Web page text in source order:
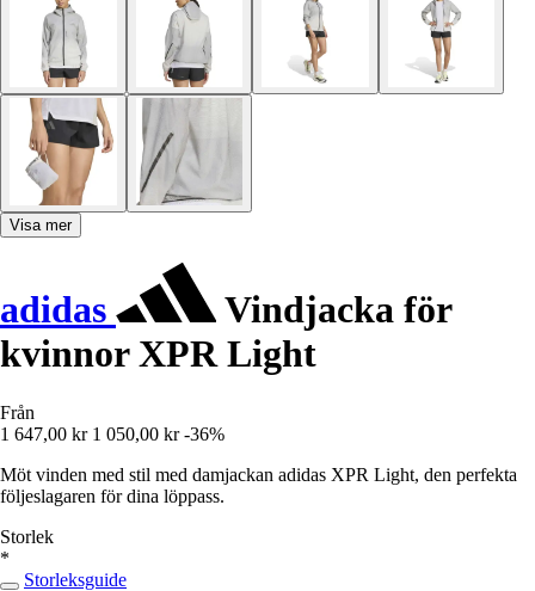
Visa mer
adidas
Vindjacka för
kvinnor XPR Light
Från
1 647,00 kr 1 050,00 kr -36%
Möt vinden med stil med damjackan adidas XPR Light, den perfekta
följeslagaren för dina löppass.
Storlek
*
Storleksguide